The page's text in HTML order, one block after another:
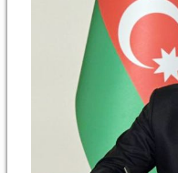
bununla əlaqədar bəzi